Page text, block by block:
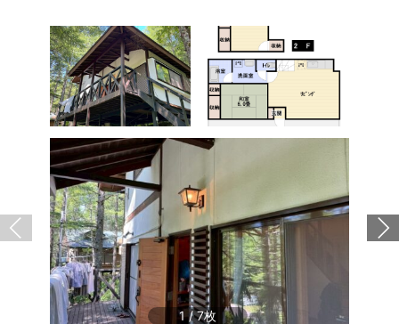
1/7